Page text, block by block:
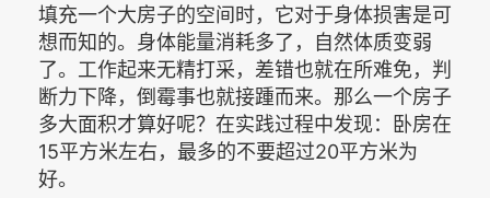
填充一个大房子的空间时，它对于身体损害是可
想而知的。身体能量消耗多了，自然体质变弱
了。工作起来无精打采，差错也就在所难免，判
断力下降，倒霉事也就接踵而来。那么一个房子
多大面积才算好呢？在实践过程中发现：卧房在
15平方米左右，最多的不要超过20平方米为
好。